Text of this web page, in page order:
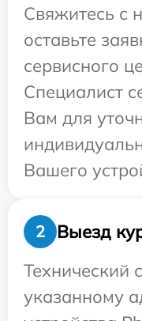
Свяжитесь с
оставьте
сервисного
Специалист
Вам для
Вашего
2
Выезд
Технический
указанному